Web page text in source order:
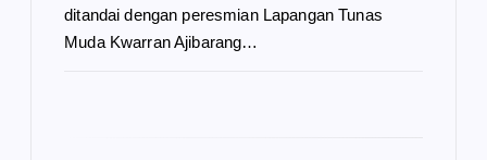
ditandai dengan peresmian Lapangan Tunas
Muda Kwarran Ajibarang…